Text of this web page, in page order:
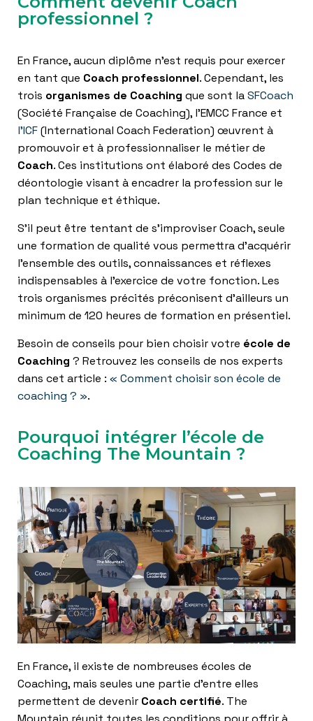
professionnel ?
En France, aucun diplôme n’est requis pour exercer
en tant que Coach professionnel. Cependant, les
trois organismes de Coaching que sont laSFCoach
(Société Française de Coaching), l’EMCC France et
l’ICF(International Coach Federation) œuvrent à
promouvoir et à professionnaliser le métier de
Coach. Ces institutions ont élaboré des Codes de
déontologie visant à encadrer la profession sur le
plan technique et éthique.
S’il peut être tentant de s’improviser Coach, seule
une formation de qualité vous permettra d’acquérir
l’ensemble des outils, connaissances et réflexes
indispensables à l’exercice de votre fonction. Les
trois organismes précités préconisent d’ailleurs un
minimum de 120 heures de formation en présentiel.
Besoin de conseils pour bien choisir votre école de
Coaching ? Retrouvez les conseils de nos experts
dans cet article : « Comment choisir son école de
coaching ? ».
Pourquoi intégrer l’école de
Coaching The Mountain ?
En France, il existe de nombreuses écoles de
Coaching, mais seules une partie d’entre elles
permettent de devenir Coach certifié. The